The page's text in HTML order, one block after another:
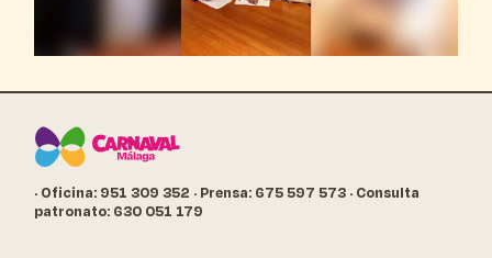
· Oficina: 951 309 352 · Prensa: 675 597 573 · Consulta
patronato: 630 051 179